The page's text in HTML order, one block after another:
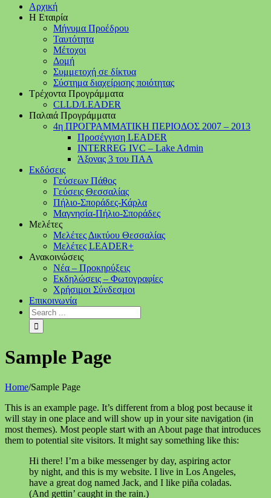
Αρχική
Η Εταιρία
Μήνυμα Προέδρου
Ταυτότητα
Μέτοχοι
Δομή
Συμμετοχή σε δίκτυα
Σύστημα διαχείρισης ποιότητας
Τρέχοντα Προγράμματα
CLLD/LEADER
Παλαιά Προγράμματα
4η ΠΡΟΓΡΑΜΜΑΤΙΚΗ ΠΕΡΙΟΔΟΣ 2007 – 2013
Προσέγγιση LEADER
INTERREG IVC – Lake Admin
Άξονας 3 του ΠΑΑ
Εκδόσεις
Γεύσεων Πάθος
Γεύσεις Θεσσαλίας
Πήλιο-Σποράδες-Κάρλα
Μαγνησία-Πήλιο-Σποράδες
Μελέτες
Μελέτες Δικτύου Θεσσαλίας
Μελέτες LEADER+
Ανακοινώσεις
Νέα – Προκηρύξεις
Εκδηλώσεις – Φωτογραφίες
Χρήσιμοι Σύνδεσμοι
Επικοινωνία
Sample Page
Home/Sample Page
This is an example page. It’s different from a blog post because it
will stay in one place and will show up in your site navigation (in
most themes). Most people start with an About page that introduces
them to potential site visitors. It might say something like this:
Hi there! I’m a bike messenger by day, aspiring actor
by night, and this is my website. I live in Los Angeles,
have a great dog named Jack, and I like piña coladas.
(And gettin’ caught in the rain.)